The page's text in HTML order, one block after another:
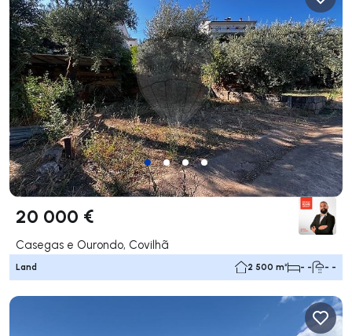
20 000 €
Casegas e Ourondo, Covilhã
Land 2 500 m² - - - -